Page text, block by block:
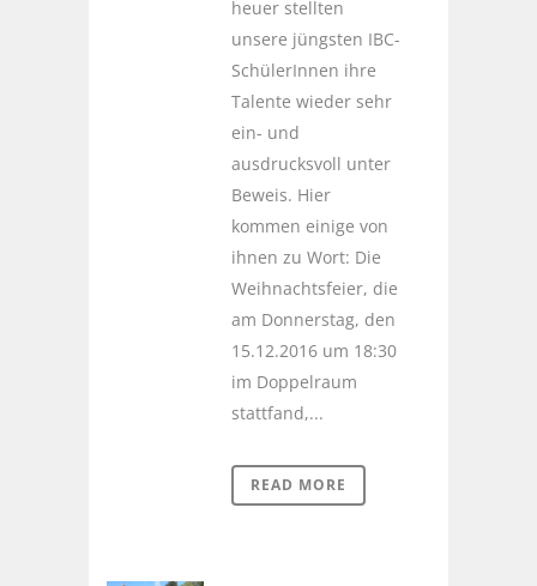
heuer stellten
unsere jüngsten IBC-
SchülerInnen ihre
Talente wieder sehr
ein- und
ausdrucksvoll unter
Beweis. Hier
kommen einige von
ihnen zu Wort: Die
Weihnachtsfeier, die
am Donnerstag, den
15.12.2016 um 18:30
im Doppelraum
stattfand,...
READ MORE